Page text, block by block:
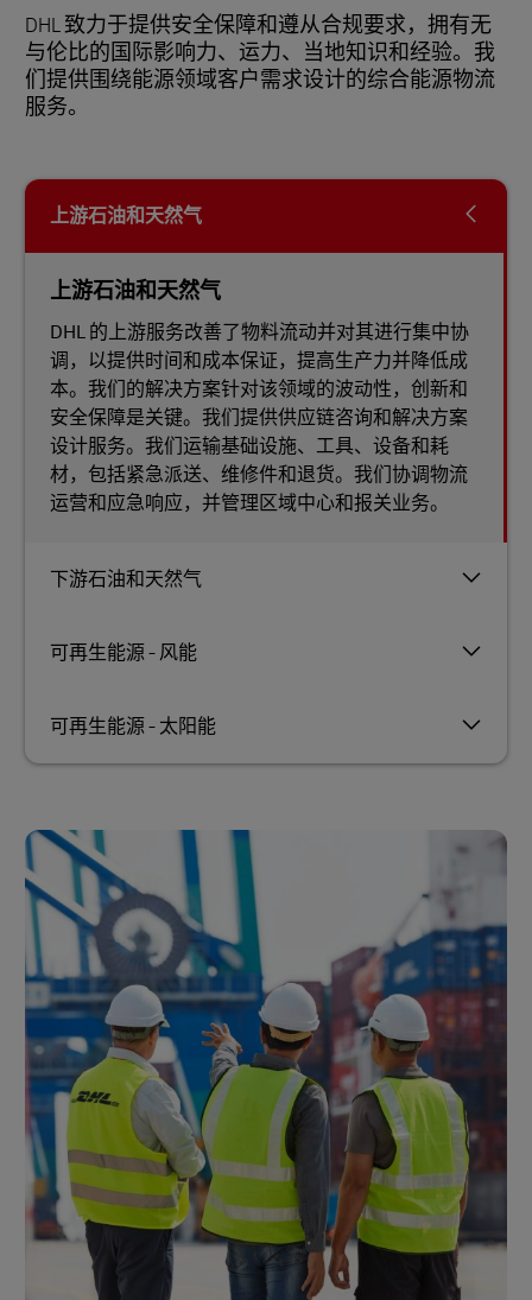
DHL 致力于提供安全保障和遵从合规要求，拥有无
与伦比的国际影响力、运力、当地知识和经验。我
们提供围绕能源领域客户需求设计的综合能源物流
服务。
上游石油和天然气
下游石油和天然气
可再生能源 - 风能
可再生能源 - 太阳能
上游石油和天然气
DHL 的上游服务改善了物料流动并对其进行集中协
调，以提供时间和成本保证，提高生产力并降低成
本。我们的解决方案针对该领域的波动性，创新和
安全保障是关键。我们提供供应链咨询和解决方案
设计服务。我们运输基础设施、工具、设备和耗
材，包括紧急派送、维修件和退货。我们协调物流
运营和应急响应，并管理区域中心和报关业务。